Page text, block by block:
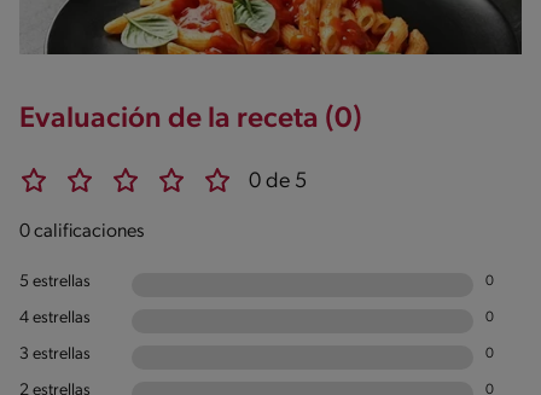
Evaluación de la receta (0)
0 de 5
0 calificaciones
5 estrellas 0
4 estrellas 0
3 estrellas 0
2 estrellas 0